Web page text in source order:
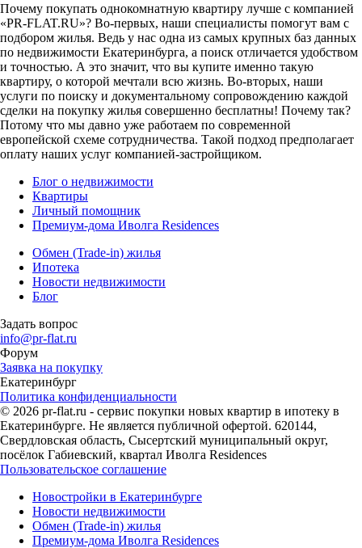
Почему покупать однокомнатную квартиру лучше с компанией
«PR-FLAT.RU»? Во-первых, наши специалисты помогут вам с
подбором жилья. Ведь у нас одна из самых крупных баз данных
по недвижимости Екатеринбурга, а поиск отличается удобством
и точностью. А это значит, что вы купите именно такую
квартиру, о которой мечтали всю жизнь. Во-вторых, наши
услуги по поиску и документальному сопровождению каждой
сделки на покупку жилья совершенно бесплатны! Почему так?
Потому что мы давно уже работаем по современной
европейской схеме сотрудничества. Такой подход предполагает
оплату наших услуг компанией-застройщиком.
Блог о недвижимости
Квартиры
Личный помощник
Премиум-дома Иволга Residences
Обмен (Trade-in) жилья
Ипотека
Новости недвижимости
Блог
Задать вопрос
info@pr-flat.ru
Форум
Заявка на покупку
Екатеринбург
Политика конфиденциальности
© 2026 pr-flat.ru - сервис покупки новых квартир в ипотеку в
Екатеринбурге. Не является публичной офертой. 620144,
Свердловская область, Сысертский муниципальный округ,
посёлок Габиевский, квартал Иволга Residences
Пользовательское соглашение
Новостройки в Екатеринбурге
Новости недвижимости
Обмен (Trade-in) жилья
Премиум-дома Иволга Residences